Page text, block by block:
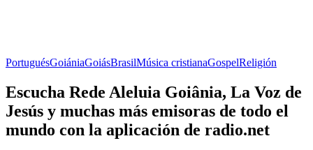
PortuguésGoiániaGoiásBrasilMúsica cristianaGospelReligión
Escucha Rede Aleluia Goiânia, La Voz de
Jesús y muchas más emisoras de todo el
mundo con la aplicación de radio.net